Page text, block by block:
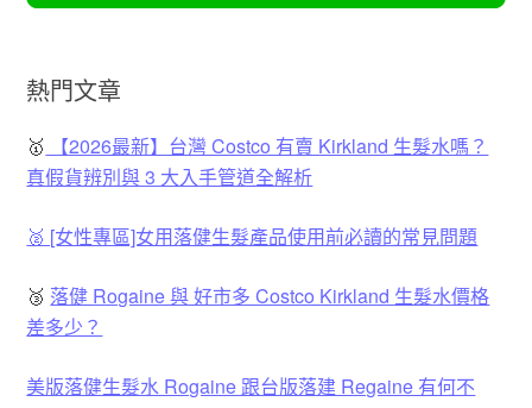
熱門文章
🥇
【2026最新】台灣 Costco 有賣 Kirkland 生髮水嗎？
真假貨辨別與 3 大入手管道全解析
🥈 [女性專區]女用落健生髮產品使用前必讀的常見問題
🥉 落健 Rogaine 與 好市多 Costco Kirkland 生髮水價格
差多少？
美版落健生髮水 Rogaine 跟台版落建 Regaine 有何不